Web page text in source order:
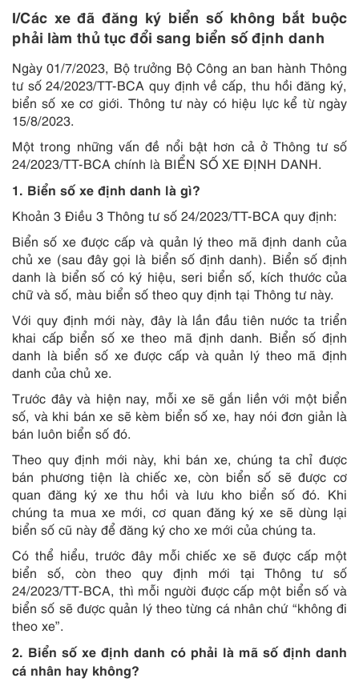
I/Các xe đã đăng ký biển số không bắt buộc
phải làm thủ tục đổi sang biển số định danh
Ngày 01/7/2023, Bộ trưởng Bộ Công an ban hành Thông
tư số 24/2023/TT-BCA quy định về cấp, thu hồi đăng ký,
biển số xe cơ giới. Thông tư này có hiệu lực kể từ ngày
15/8/2023.
Một trong những vấn đề nổi bật hơn cả ở Thông tư số
24/2023/TT-BCA chính là BIỂN SỐ XE ĐỊNH DANH.
1. Biển số xe định danh là gì?
Khoản 3 Điều 3 Thông tư số 24/2023/TT-BCA quy định:
Biển số xe được cấp và quản lý theo mã định danh của
chủ xe (sau đây gọi là biển số định danh). Biển số định
danh là biển số có ký hiệu, seri biển số, kích thước của
chữ và số, màu biển số theo quy định tại Thông tư này.
Với quy định mới này, đây là lần đầu tiên nước ta triển
khai cấp biển số xe theo mã định danh. Biển số định
danh là biển số xe được cấp và quản lý theo mã định
danh của chủ xe.
Trước đây và hiện nay, mỗi xe sẽ gắn liền với một biển
số, và khi bán xe sẽ kèm biển số xe, hay nói đơn giản là
bán luôn biển số đó.
Theo quy định mới này, khi bán xe, chúng ta chỉ được
bán phương tiện là chiếc xe, còn biển số sẽ được cơ
quan đăng ký xe thu hồi và lưu kho biển số đó. Khi
chúng ta mua xe mới, cơ quan đăng ký xe sẽ dùng lại
biển số cũ này để đăng ký cho xe mới của chúng ta.
Có thể hiểu, trước đây mỗi chiếc xe sẽ được cấp một
biển số, còn theo quy định mới tại Thông tư số
24/2023/TT-BCA, thì mỗi người được cấp một biển số và
biển số sẽ được quản lý theo từng cá nhân chứ “không đi
theo xe”.
2. Biển số xe định danh có phải là mã số định danh
cá nhân hay không?